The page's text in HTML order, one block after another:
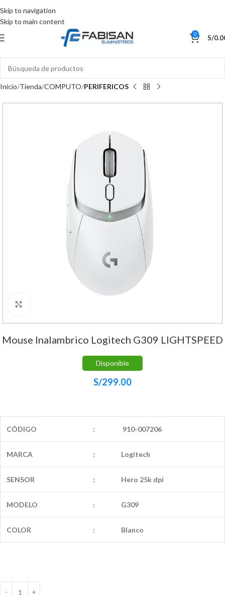
Skip to navigation
Skip to main content
0 S/
Inicio Tienda COMPUTO PERIFERICOS
Mouse Inalambrico Logitech G309 LIGHTSPEED
Disponible
S/299.00
CÓDIGO : 910-007206
MARCA : Logitech
SENSOR : Hero 25k dpi
MODELO : G309
COLOR : Blanco